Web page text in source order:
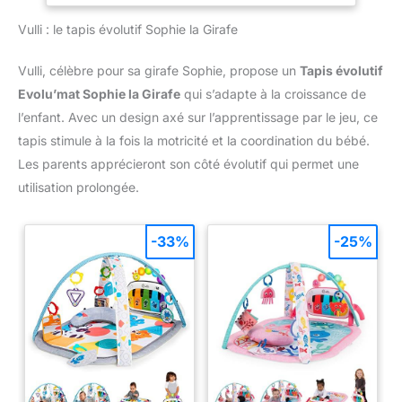
amovibles CARACTÉRISTIQUES : Arches amovibles 100% de
JOUETS ET PUÉRICULTURE : Depuis plus de 30 ans, LUDI,
accompagner les enfants dans leur développement, de la
Vulli : le tapis évolutif Sophie la Girafe
Vulli, célèbre pour sa girafe Sophie, propose un Tapis évolutif
Evolu’mat Sophie la Girafe qui s’adapte à la croissance de
l’enfant. Avec un design axé sur l’apprentissage par le jeu, ce
tapis stimule à la fois la motricité et la coordination du bébé.
Les parents apprécieront son côté évolutif qui permet une
utilisation prolongée.
-33% -25%